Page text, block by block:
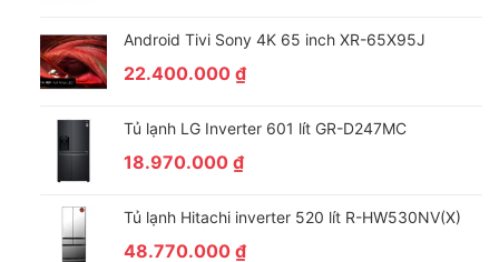
Android Tivi Sony 4K 65 inch XR-65X95J
22.400.000 ₫
Tủ lạnh LG Inverter 601 lít GR-D247MC
18.970.000 ₫
Tủ lạnh Hitachi inverter 520 lít R-HW530NV(X)
48.770.000 ₫